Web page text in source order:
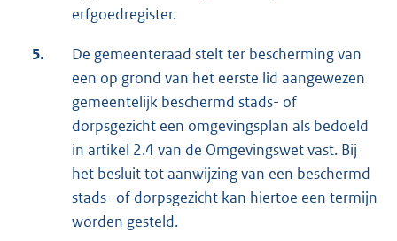
erfgoedregister.
5.
De gemeenteraad stelt ter bescherming van
een op grond van het eerste lid aangewezen
gemeentelijk beschermd stads- of
dorpsgezicht een omgevingsplan als bedoeld
in artikel 2.4 van de Omgevingswet vast. Bij
het besluit tot aanwijzing van een beschermd
stads- of dorpsgezicht kan hiertoe een termijn
worden gesteld.